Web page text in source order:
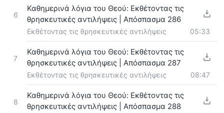
6
Καθημερινά λόγια του Θεού: Εκθέτοντας τις
θρησκευτικές αντιλήψεις | Απόσπασμα 286
Εκθέτοντας τις θρησκευτικές αντιλήψεις 05:33
7
Καθημερινά λόγια του Θεού: Εκθέτοντας τις
θρησκευτικές αντιλήψεις | Απόσπασμα 287
Εκθέτοντας τις θρησκευτικές αντιλήψεις 08:47
8
Καθημερινά λόγια του Θεού: Εκθέτοντας τις
θρησκευτικές αντιλήψεις | Απόσπασμα 288